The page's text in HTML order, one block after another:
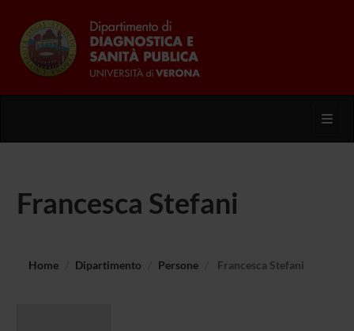
Francesca Stefani
Home Dipartimento Persone Francesca Stefani